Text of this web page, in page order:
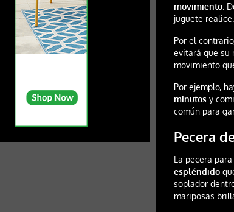
movimiento .
juguete realice.
Por el
evitará que su
movimiento
Por ejemplo,
minutos y
común para
Pecera
La pecera
espléndido
soplador
mariposas